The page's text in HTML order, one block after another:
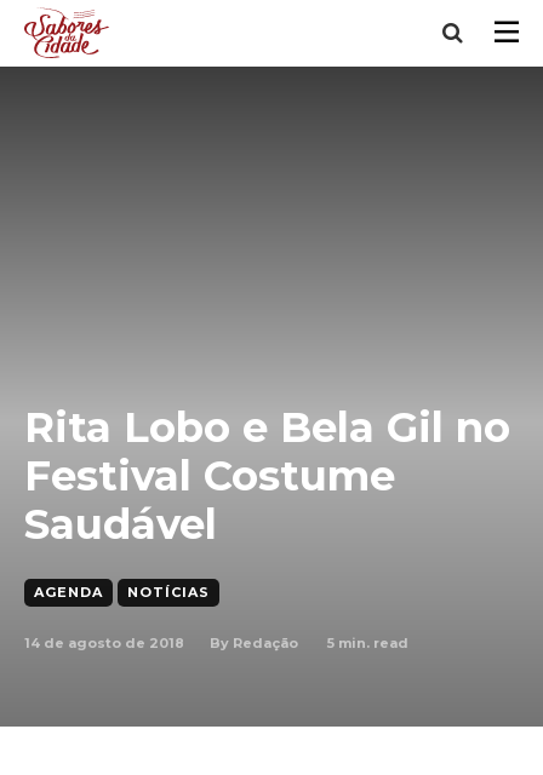
Rita Lobo e Bela Gil no
Festival Costume
Saudável
AGENDA NOTÍCIAS
14 de agosto de 2018 By Redação 5 min. read